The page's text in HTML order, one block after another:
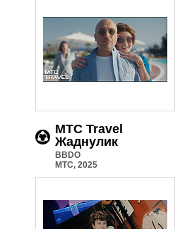
МТС Travel
Жаднулик
BBDO
МТС, 2025